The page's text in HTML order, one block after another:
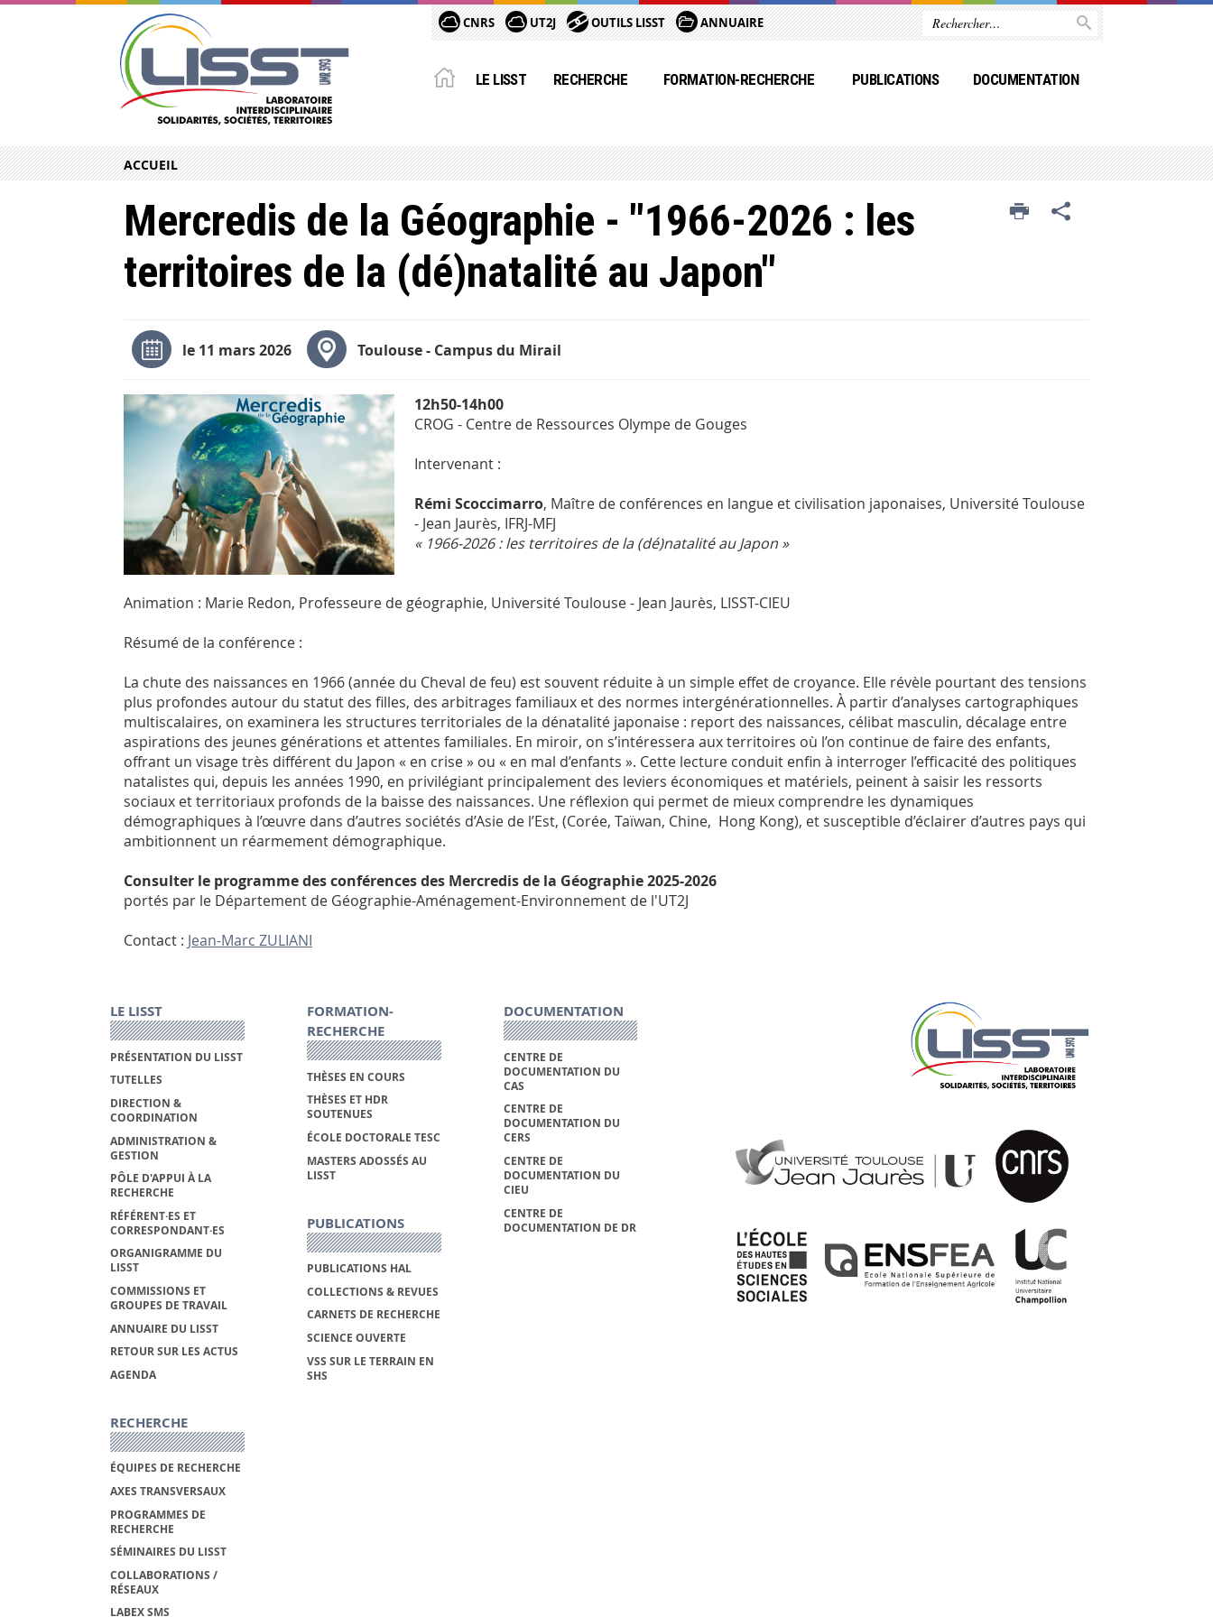
CNRS UT2J OUTILS LISST ANNUAIRE
LE LISST RECHERCHE FORMATION-RECHERCHE PUBLICATIONS DOCUMENTATION
ACCUEIL
Mercredis de la Géographie - "1966-2026 : les
territoires de la (dé)natalité au Japon"
le 11 mars 2026 Toulouse - Campus du Mirail
12h50-14h00
CROG - Centre de Ressources Olympe de Gouges
Intervenant :
Rémi Scoccimarro, Maître de conférences en langue et civilisation japonaises, Université Toulouse
- Jean Jaurès, IFRJ-MFJ
« 1966-2026 : les territoires de la (dé)natalité au Japon »
Animation : Marie Redon, Professeure de géographie, Université Toulouse - Jean Jaurès, LISST-CIEU
Résumé de la conférence :
La chute des naissances en 1966 (année du Cheval de feu) est souvent réduite à un simple effet de croyance. Elle révèle pourtant des tensions
plus profondes autour du statut des filles, des arbitrages familiaux et des normes intergénérationnelles. À partir d’analyses cartographiques
multiscalaires, on examinera les structures territoriales de la dénatalité japonaise : report des naissances, célibat masculin, décalage entre
aspirations des jeunes générations et attentes familiales. En miroir, on s’intéressera aux territoires où l’on continue de faire des enfants,
offrant un visage très différent du Japon « en crise » ou « en mal d’enfants ». Cette lecture conduit enfin à interroger l’efficacité des politiques
natalistes qui, depuis les années 1990, en privilégiant principalement des leviers économiques et matériels, peinent à saisir les ressorts
sociaux et territoriaux profonds de la baisse des naissances. Une réflexion qui permet de mieux comprendre les dynamiques
démographiques à l’œuvre dans d’autres sociétés d’Asie de l’Est, (Corée, Taïwan, Chine, Hong Kong), et susceptible d’éclairer d’autres pays qui
ambitionnent un réarmement démographique.
Consulter le programme des conférences des Mercredis de la Géographie 2025-2026
portés par le Département de Géographie-Aménagement-Environnement de l'UT2J
Contact : Jean-Marc ZULIANI
LE LISST
PRÉSENTATION DU LISST
TUTELLES
DIRECTION &
COORDINATION
ADMINISTRATION &
GESTION
PÔLE D'APPUI À LA
RECHERCHE
RÉFÉRENT·ES ET
CORRESPONDANT·ES
ORGANIGRAMME DU
LISST
COMMISSIONS ET
GROUPES DE TRAVAIL
ANNUAIRE DU LISST
RETOUR SUR LES ACTUS
AGENDA
RECHERCHE
ÉQUIPES DE RECHERCHE
AXES TRANSVERSAUX
PROGRAMMES DE
RECHERCHE
SÉMINAIRES DU LISST
COLLABORATIONS /
RÉSEAUX
LABEX SMS
FORMATION-
RECHERCHE
THÈSES EN COURS
THÈSES ET HDR
SOUTENUES
ÉCOLE DOCTORALE TESC
MASTERS ADOSSÉS AU
LISST
PUBLICATIONS
PUBLICATIONS HAL
COLLECTIONS & REVUES
CARNETS DE RECHERCHE
SCIENCE OUVERTE
VSS SUR LE TERRAIN EN
SHS
DOCUMENTATION
CENTRE DE
DOCUMENTATION DU
CAS
CENTRE DE
DOCUMENTATION DU
CERS
CENTRE DE
DOCUMENTATION DU
CIEU
CENTRE DE
DOCUMENTATION DE DR